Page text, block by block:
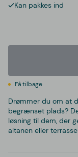
Kan pakkes ind
Få tilbage
Drømmer du om at
begrænset plads?
løsning til dem, der
altanen eller